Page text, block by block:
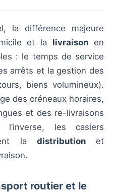
la différence majeure
et la livraison en
: le temps de service
arrêts et la gestion des
biens volumineux).
des créneaux horaires,
et des re-livraisons
les casiers
la distributionet
routier et le